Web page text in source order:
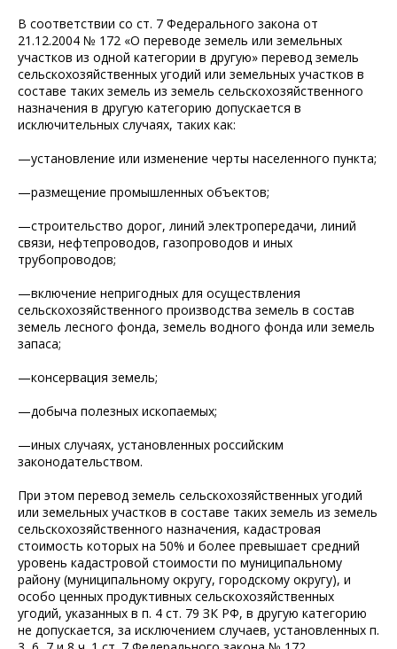
В соответствии со ст. 7 Федерального закона от
21.12.2004 № 172 «О переводе земель или земельных
участков из одной категории в другую» перевод земель
сельскохозяйственных угодий или земельных участков в
составе таких земель из земель сельскохозяйственного
назначения в другую категорию допускается в
исключительных случаях, таких как:
—установление или изменение черты населенного пункта;
—размещение промышленных объектов;
—строительство дорог, линий электропередачи, линий
связи, нефтепроводов, газопроводов и иных
трубопроводов;
—включение непригодных для осуществления
сельскохозяйственного производства земель в состав
земель лесного фонда, земель водного фонда или земель
запаса;
—консервация земель;
—добыча полезных ископаемых;
—иных случаях, установленных российским
законодательством.
При этом перевод земель сельскохозяйственных угодий
или земельных участков в составе таких земель из земель
сельскохозяйственного назначения, кадастровая
стоимость которых на 50% и более превышает средний
уровень кадастровой стоимости по муниципальному
району (муниципальному округу, городскому округу), и
особо ценных продуктивных сельскохозяйственных
угодий, указанных в п. 4 ст. 79 ЗК РФ, в другую категорию
не допускается, за исключением случаев, установленных п.